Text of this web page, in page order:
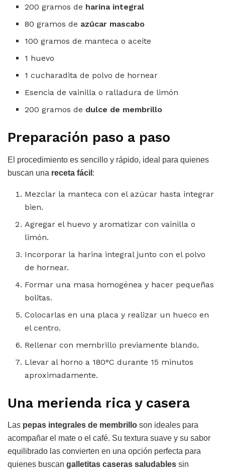
200 gramos de harina integral
80 gramos de azúcar mascabo
100 gramos de manteca o aceite
1 huevo
1 cucharadita de polvo de hornear
Esencia de vainilla o ralladura de limón
200 gramos de dulce de membrillo
Preparación paso a paso
El procedimiento es sencillo y rápido, ideal para quienes
buscan una receta fácil :
Mezclar la manteca con el azúcar hasta integrar
bien.
Agregar el huevo y aromatizar con vainilla o
limón.
Incorporar la harina integral junto con el polvo
de hornear.
Formar una masa homogénea y hacer pequeñas
bolitas.
Colocarlas en una placa y realizar un hueco en
el centro.
Rellenar con membrillo previamente blando.
Llevar al horno a 180°C durante 15 minutos
aproximadamente.
Una merienda rica y casera
Las pepas integrales de membrillo son ideales para
acompañar el mate o el café. Su textura suave y su sabor
equilibrado las convierten en una opción perfecta para
quienes buscan galletitas caseras saludables sin